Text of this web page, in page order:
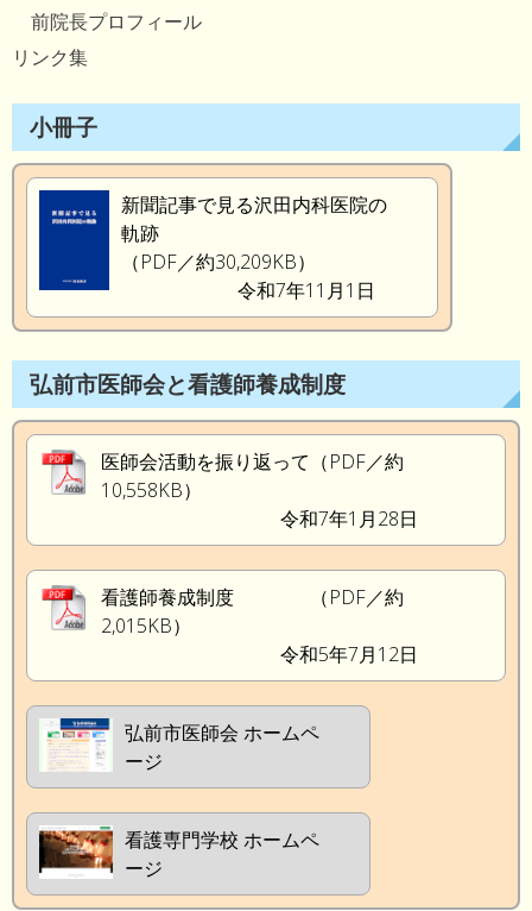
前院長プロフィール
リンク集
小冊子
新聞記事で見る沢田内科医院の
軌跡
（PDF／約30,209KB）
令和7年11月1日
弘前市医師会と看護師養成制度
医師会活動を振り返って（PDF／約
10,558KB）
令和7年1月28日
看護師養成制度 （PDF／約
2,015KB）
令和5年7月12日
弘前市医師会 ホームペ
ージ
看護専門学校 ホームペ
ージ